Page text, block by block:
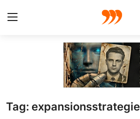
Galerie
Tag: expansionsstrategie